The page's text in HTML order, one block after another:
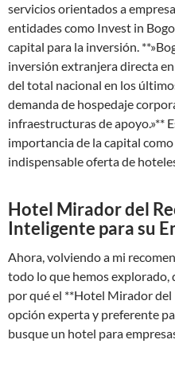
servicios orientados a
entidades como Invest in
capital para la inversión.
inversión extranjera directa
del total nacional en los
demanda de hospedaje
infraestructuras de apoyo.»**
importancia de la capital
indispensable oferta de
Hotel Mirador del
Inteligente para su
Ahora, volviendo a mi
todo lo que hemos
por qué el **Hotel Mirador del
opción experta y preferente
busque un hotel para